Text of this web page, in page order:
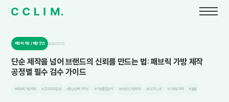
패브릭 가방 / 패션 굿즈 2026.05.10
단순 제작을 넘어 브랜드의 신뢰를 만드는 법: 패브릭 가방 제작
공정별 필수 검수 가이드
#패브릭가방제작 #굿즈제작공정 #원단선택가이드 #가방품질관리 #브랜드가방제작 #QC리스트 #가방부자재 #클림